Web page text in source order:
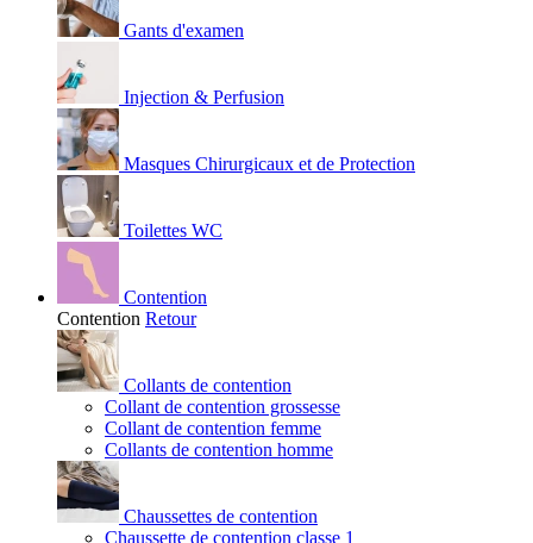
Gants d'examen
Injection & Perfusion
Masques Chirurgicaux et de Protection
Toilettes WC
Contention
Contention Retour
Collants de contention
Collant de contention grossesse
Collant de contention femme
Collants de contention homme
Chaussettes de contention
Chaussette de contention classe 1